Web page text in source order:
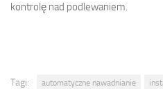
kontrolę nad podlewaniem.
Tagi: automatyczne nawadnianie